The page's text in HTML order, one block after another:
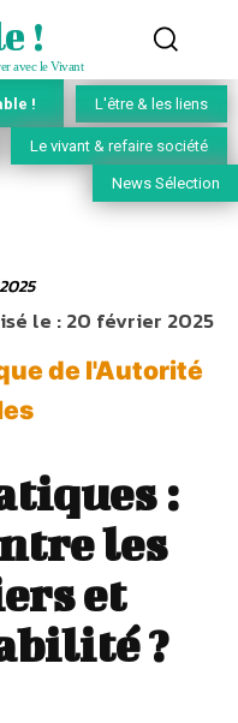
!
avec le Vivant
! L'être & les liens
Le vivant & refaire société
News Sélection
le :20 février 2025
de l'Autorité
:
les
et
?